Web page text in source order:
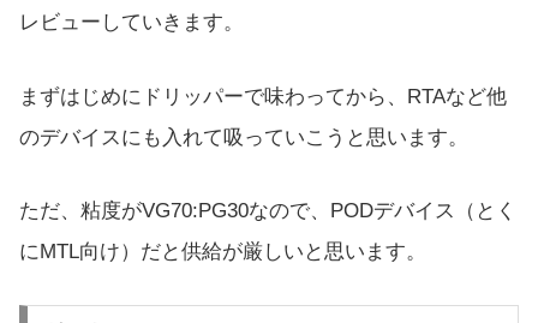
レビューしていきます。
まずはじめにドリッパーで味わってから、RTAなど他
のデバイスにも入れて吸っていこうと思います。
ただ、粘度がVG70:PG30なので、PODデバイス（とく
にMTL向け）だと供給が厳しいと思います。